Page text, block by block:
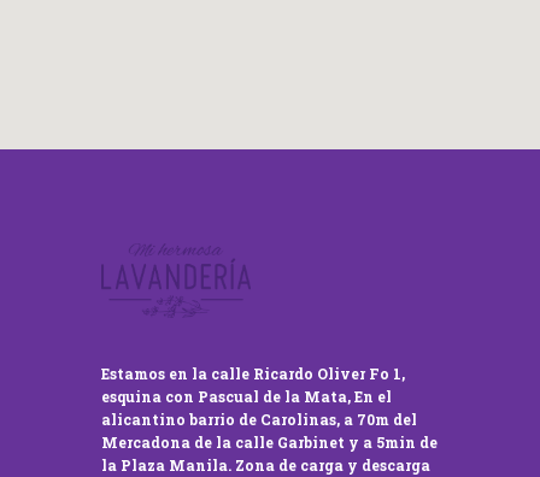
Estamos en la calle Ricardo Oliver Fo 1,
esquina con Pascual de la Mata, En el
alicantino barrio de Carolinas, a 70m del
Mercadona de la calle Garbinet y a 5min de
la Plaza Manila. Zona de carga y descarga